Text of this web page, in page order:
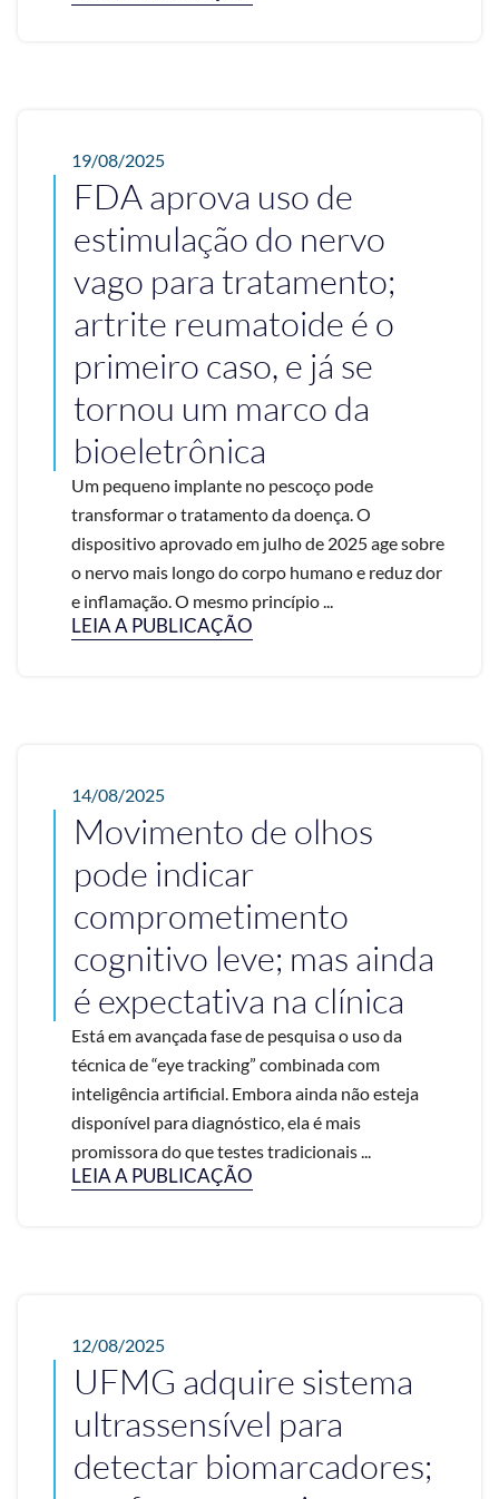
19/08/2025
FDA aprova uso de
estimulação do nervo
vago para tratamento;
artrite reumatoide é o
primeiro caso, e já se
tornou um marco da
bioeletrônica
Um pequeno implante no pescoço pode
transformar o tratamento da doença. O
dispositivo aprovado em julho de 2025 age sobre
o nervo mais longo do corpo humano e reduz dor
e inflamação. O mesmo princípio ...
LEIA A PUBLICAÇÃO
14/08/2025
Movimento de olhos
pode indicar
comprometimento
cognitivo leve; mas ainda
é expectativa na clínica
Está em avançada fase de pesquisa o uso da
técnica de “eye tracking” combinada com
inteligência artificial. Embora ainda não esteja
disponível para diagnóstico, ela é mais
promissora do que testes tradicionais ...
LEIA A PUBLICAÇÃO
12/08/2025
UFMG adquire sistema
ultrassensível para
detectar biomarcadores;